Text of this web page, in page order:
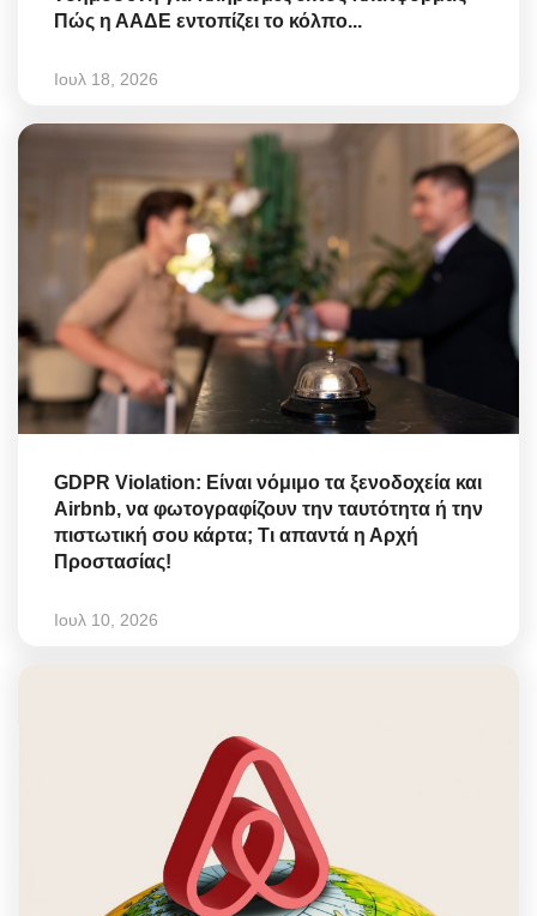
Πώς η ΑΑΔΕ εντοπίζει το κόλπο...
Ιουλ 18, 2026
GDPR Violation: Είναι νόμιμο τα ξενοδοχεία και
Airbnb, να φωτογραφίζουν την ταυτότητα ή την
πιστωτική σου κάρτα; Τι απαντά η Αρχή
Προστασίας!
Ιουλ 10, 2026